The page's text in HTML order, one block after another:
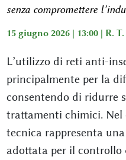
senza compromettere
15 giugno 2026 | 13:00 | R. T.
L’utilizzo di reti anti-
principalmente per la
consentendo di ridurre
trattamenti chimici. Nel
tecnica rappresenta
adottata per il controllo